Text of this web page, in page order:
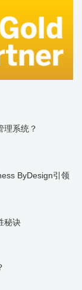
理系统？
ByDesign引领
秘诀